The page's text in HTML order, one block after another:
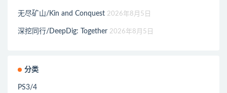
无尽矿山/Kin and Conquest 2026年8月5日
深挖同行/DeepDig: Together 2026年8月5日
分类
PS3/4